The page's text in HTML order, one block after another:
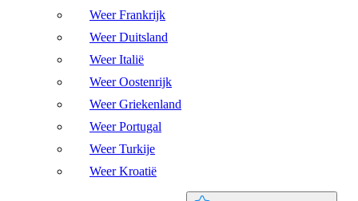
Weer Frankrijk
Weer Duitsland
Weer Italië
Weer Oostenrijk
Weer Griekenland
Weer Portugal
Weer Turkije
Weer Kroatië